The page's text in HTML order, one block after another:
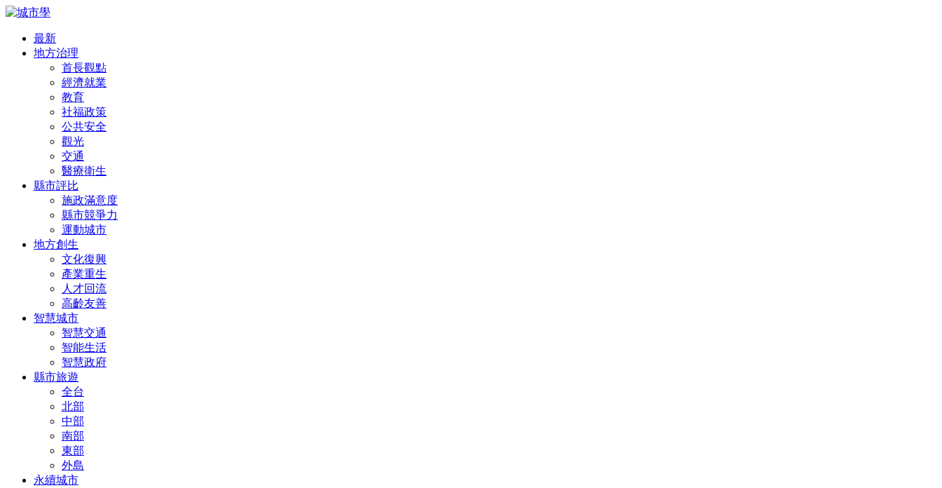
最新
地方治理
首長觀點
經濟就業
教育
社福政策
公共安全
觀光
交通
醫療衛生
縣市評比
施政滿意度
縣市競爭力
運動城市
地方創生
文化復興
產業重生
人才回流
高齡友善
智慧城市
智慧交通
智能生活
智慧政府
縣市旅遊
全台
北部
中部
南部
東部
外島
永續城市